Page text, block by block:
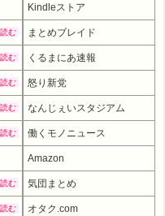
Kindleストア
む まとめブレイド
む くるまにあ速報
む 怒り新党
む なんじぇいスタジアム
む 働くモノニュース
Amazon
む 気団まとめ
む オタク.com